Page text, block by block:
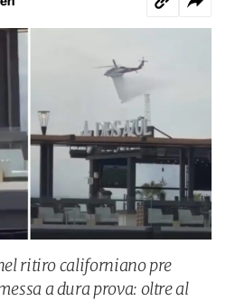
ritiro californiano pre
a dura prova: oltre al